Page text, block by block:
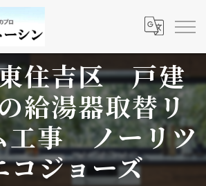
住吉区 戸建
給湯器取替リ
工事 ノーリツ
コジョーズ